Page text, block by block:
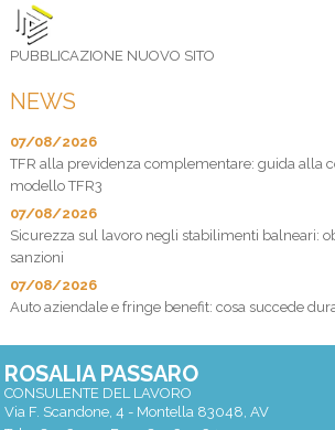
PUBBLICAZIONE NUOVO SITO
NEWS
07/08/2026
TFR alla previdenza complementare: guida alla
modello TFR3
07/08/2026
Sicurezza sul lavoro negli stabilimenti balneari:
sanzioni
07/08/2026
Auto aziendale e fringe benefit: cosa succede
ROSALIA PASSARO
CONSULENTE DEL LAVORO
Via F. Scandone, 4 - Montella 83048,AV